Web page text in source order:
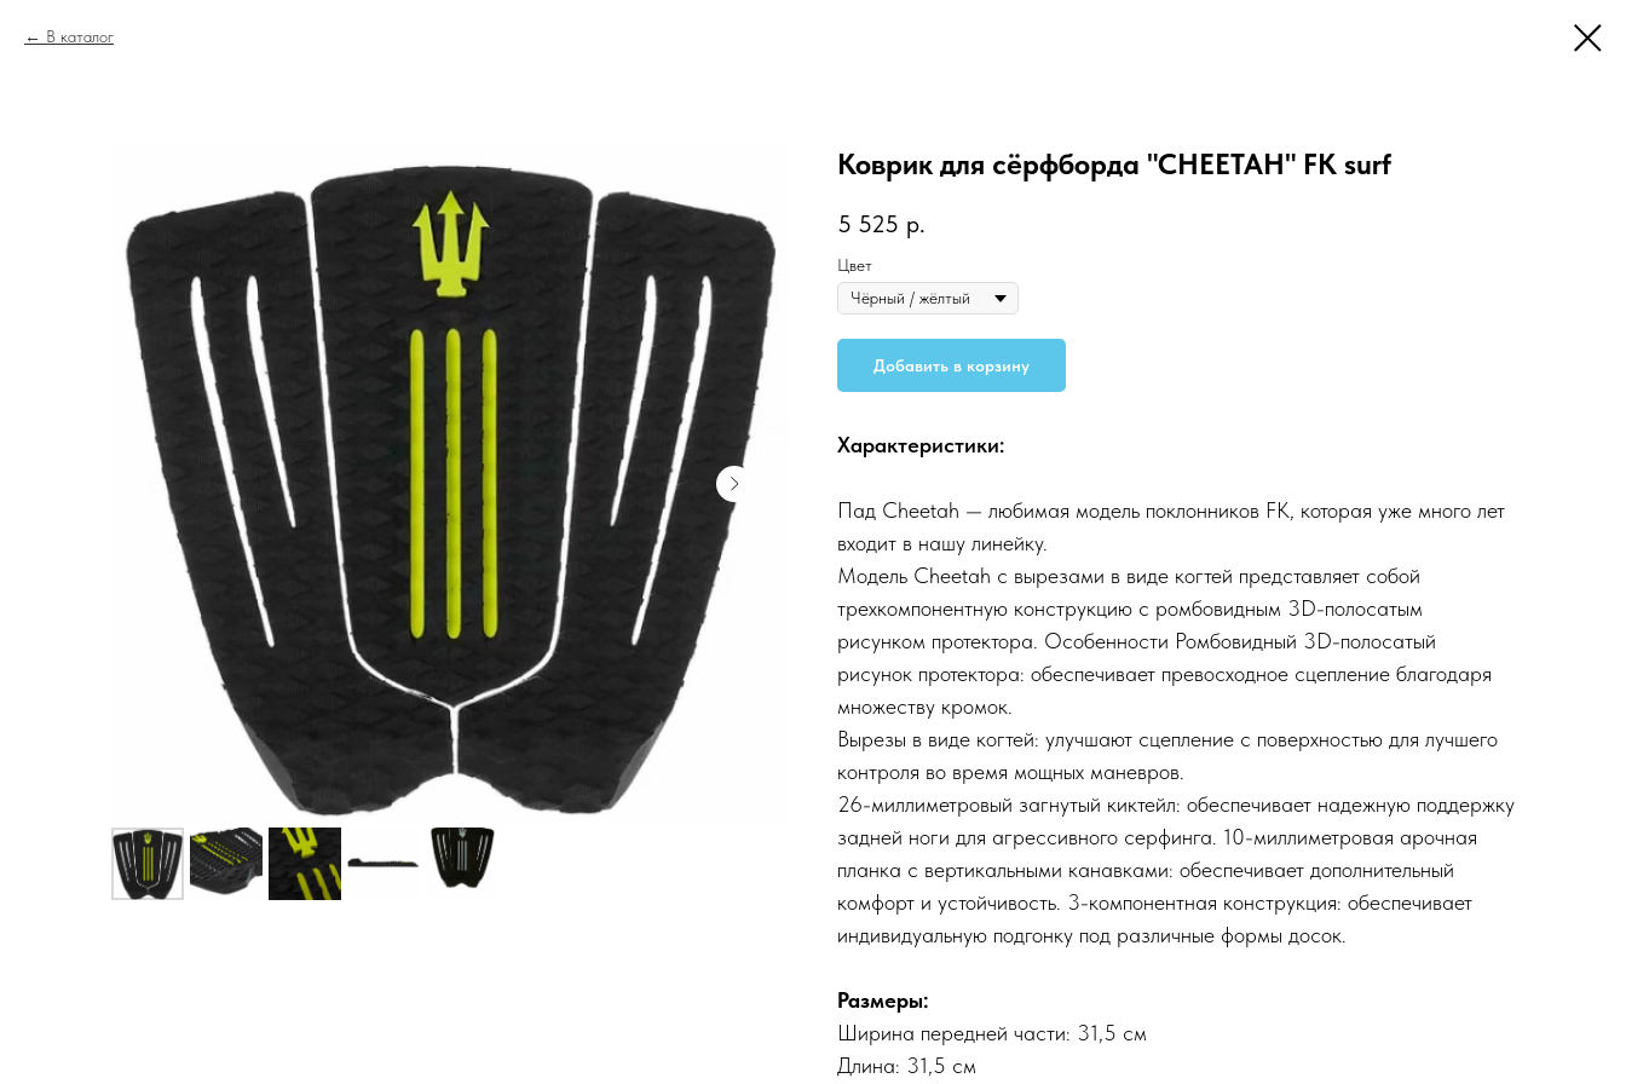
В каталог
Коврик для сёрфборда "CHEETAH" FK surf
5 525 р.
Цвет
Добавить в корзину
Характеристики:
Пад Cheetah — любимая модель поклонников FK, которая уже много лет
входит в нашу линейку.
Модель Cheetah с вырезами в виде когтей представляет собой
трехкомпонентную конструкцию с ромбовидным 3D-полосатым
рисунком протектора. Особенности Ромбовидный 3D-полосатый
рисунок протектора: обеспечивает превосходное сцепление благодаря
множеству кромок.
Вырезы в виде когтей: улучшают сцепление с поверхностью для лучшего
контроля во время мощных маневров.
26-миллиметровый загнутый киктейл: обеспечивает надежную поддержку
задней ноги для агрессивного серфинга. 10-миллиметровая арочная
планка с вертикальными канавками: обеспечивает дополнительный
комфорт и устойчивость. 3-компонентная конструкция: обеспечивает
индивидуальную подгонку под различные формы досок.
Размеры:
Ширина передней части: 31,5 см
Длина: 31,5 см